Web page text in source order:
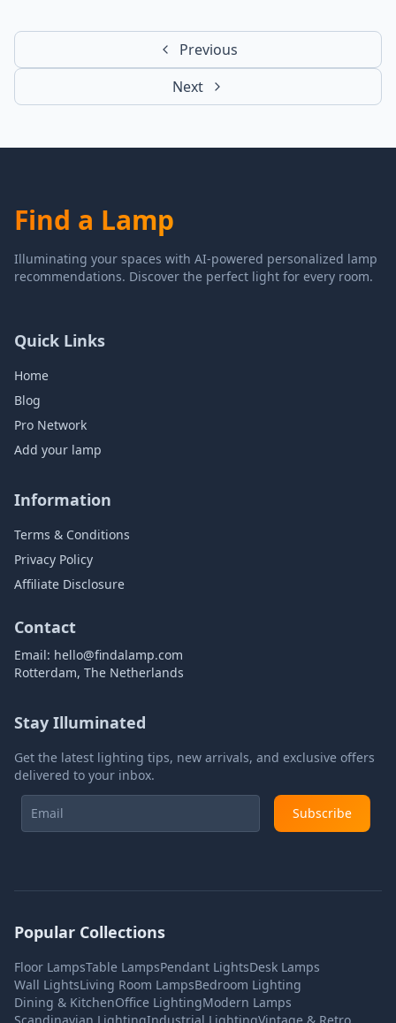
Previous
Next
Find a Lamp
Illuminating your spaces with AI-powered personalized lamp
recommendations. Discover the perfect light for every room.
Quick Links
Home
Blog
Pro Network
Add your lamp
Information
Terms & Conditions
Privacy Policy
Affiliate Disclosure
Contact
Email: hello@findalamp.com
Rotterdam, The Netherlands
Stay Illuminated
Get the latest lighting tips, new arrivals, and exclusive offers
delivered to your inbox.
Subscribe
Popular Collections
Floor LampsTable LampsPendant LightsDesk Lamps
Wall LightsLiving Room LampsBedroom Lighting
Dining & KitchenOffice LightingModern Lamps